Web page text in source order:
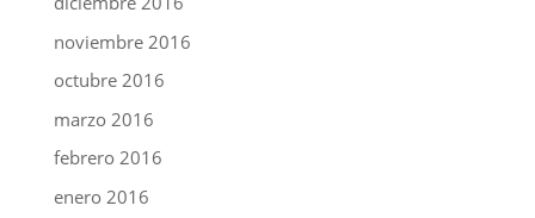
noviembre 2016
octubre 2016
marzo 2016
febrero 2016
enero 2016